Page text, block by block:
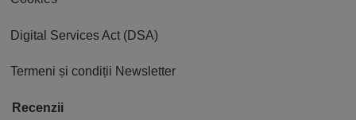
Digital Services Act (DSA)
Termeni și condiții Newsletter
Recenzii